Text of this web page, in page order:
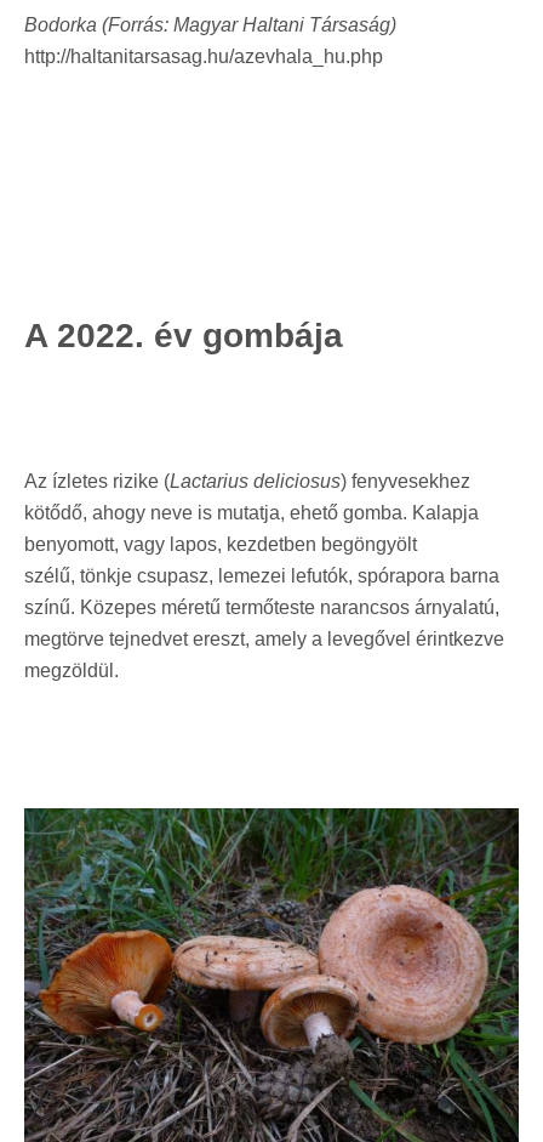
Bodorka (Forrás: Magyar Haltani Társaság)
http://haltanitarsasag.hu/azevhala_hu.php
A 2022. év gombája
Az ízletes rizike (Lactarius deliciosus) fenyvesekhez
kötődő, ahogy neve is mutatja, ehető gomba. Kalapja
benyomott, vagy lapos, kezdetben begöngyölt
szélű, tönkje csupasz, lemezei lefutók, spórapora barna
színű. Közepes méretű termőteste narancsos árnyalatú,
megtörve tejnedvet ereszt, amely a levegővel érintkezve
megzöldül.